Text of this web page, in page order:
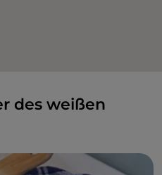
des weißen